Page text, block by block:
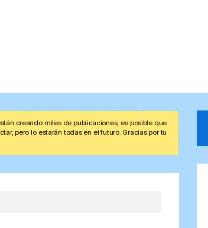
creando miles de publicaciones, es posible que
pero lo estarán todas en el futuro. Gracias por tu